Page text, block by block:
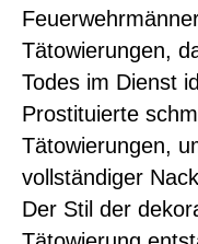
Tätowierungen,
Todes im Dienst
Prostituierte
Tätowierungen,
vollständiger
Der Stil der